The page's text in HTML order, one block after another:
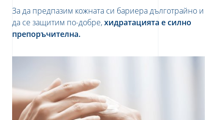
За да предпазим кожната си бариера дълготрайно и
да се защитим по-добре,хидратацията е силно
препоръчителна.